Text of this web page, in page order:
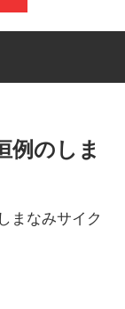
のしま
まなみサイク